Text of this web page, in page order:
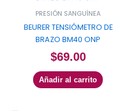
PRESIÓN SANGUÍNEA
BEURER TENSIÓMETRO DE
BRAZO BM40 ONP
$69.00
Añadir al carrito